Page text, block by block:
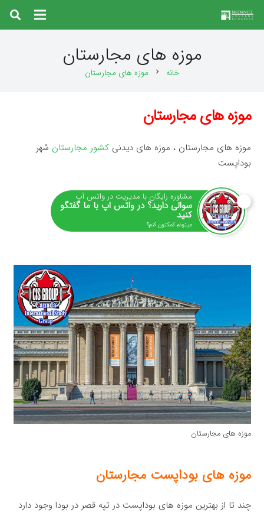
موزه های مجارستان
خانه chevron_right موزه های مجارستان
موزه های مجارستان
موزه های مجارستان ، موزه های دیدنیکشور مجارستان شهر
بوداپست
مشاوره رایگان با مدیریت در واتس آپ
سوالی دارید؟ در واتس اپ با ما گفتگو
کنید
میتونم کمکتون کنم؟
موزه های مجارستان
موزه های بوداپست مجارستان
چند تا از بهترین موزه های بوداپست در تپه قصر در بودا وجود دارد